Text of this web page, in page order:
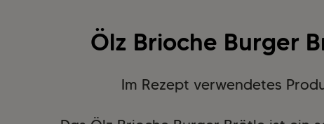
Ölz Brioche Burger
Im Rezept verwendetes